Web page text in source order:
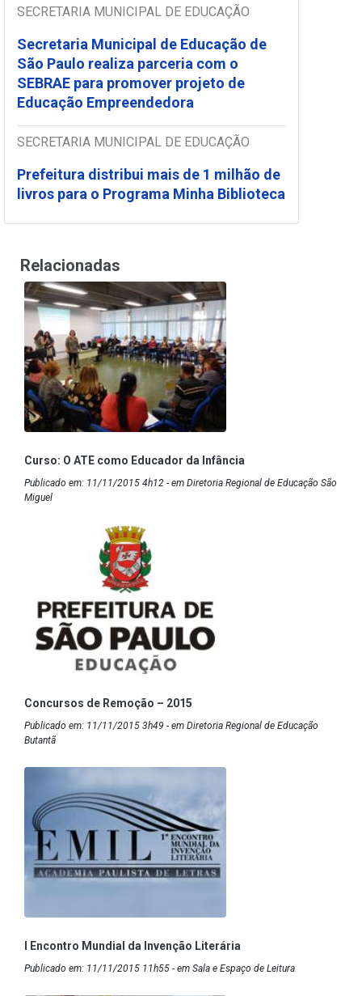
SECRETARIA MUNICIPAL DE EDUCAÇÃO
Secretaria Municipal de Educação de
São Paulo realiza parceria com o
SEBRAE para promover projeto de
Educação Empreendedora
SECRETARIA MUNICIPAL DE EDUCAÇÃO
Prefeitura distribui mais de 1 milhão de
livros para o Programa Minha Biblioteca
Relacionadas
Curso: O ATE como Educador da Infância
Publicado em: 11/11/2015 4h12 - em Diretoria Regional de Educação São
Miguel
Concursos de Remoção – 2015
Publicado em: 11/11/2015 3h49 - em Diretoria Regional de Educação
Butantã
I Encontro Mundial da Invenção Literária
Publicado em: 11/11/2015 11h55 - em Sala e Espaço de Leitura